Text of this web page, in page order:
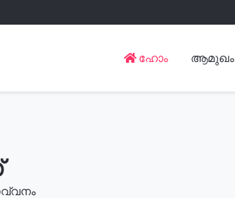
ഹോം ആമുഖം